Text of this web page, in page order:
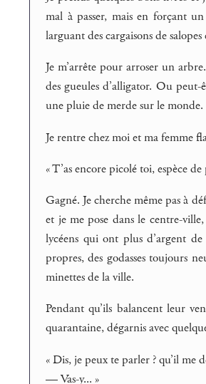
mal à passer, mais en forçant
larguant des cargaisons de
Je m’arrête pour arroser un
des gueules d’alligator. Ou
une pluie de merde sur le monde.
Je rentre chez moi et ma femme
« T’as encore picolé toi, espèce
Gagné. Je cherche même pas à
et je me pose dans le centre-
lycéens qui ont plus d’argent de
propres, des godasses toujours
minettes de la ville.
Pendant qu’ils balancent leur
quarantaine, dégarnis avec
« Dis, je peux te parler ? qu’il me
— Vas-y... »